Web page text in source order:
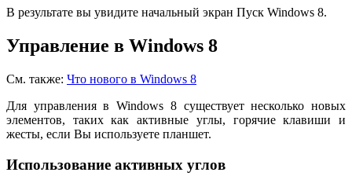
В результате вы увидите начальный экран Пуск Windows 8.
Управление в Windows 8
См. также: Что нового в Windows 8
Для управления в Windows 8 существует несколько новых
элементов, таких как активные углы, горячие клавиши и
жесты, если Вы используете планшет.
Использование активных углов